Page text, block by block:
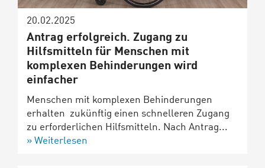
20.02.2025
Antrag erfolgreich. Zugang zu
Hilfsmitteln für Menschen mit
komplexen Behinderungen wird
einfacher
Menschen mit komplexen Behinderungen
erhalten zukünftig einen schnelleren Zugang
zu erforderlichen Hilfsmitteln. Nach Antrag...
Weiterlesen